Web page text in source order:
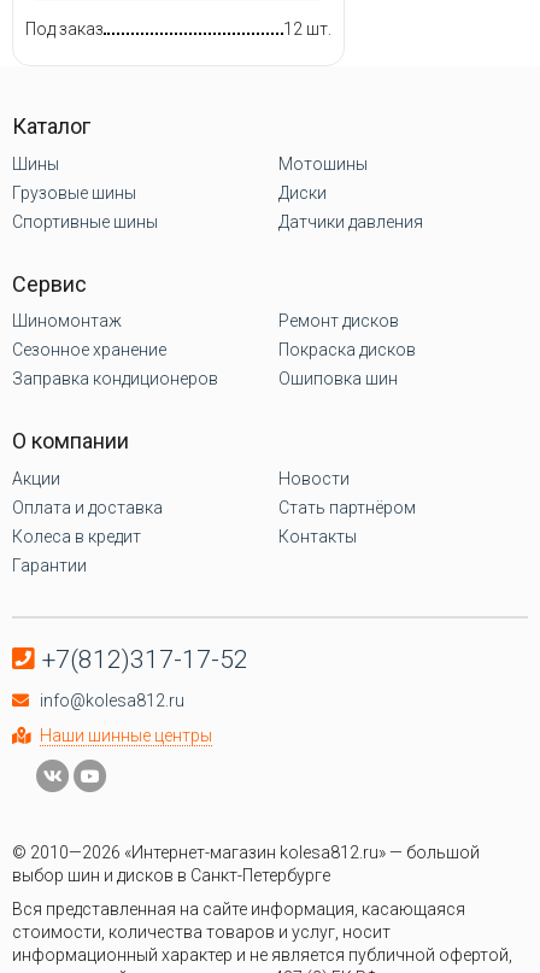
Под заказ 12 шт.
Каталог
Шины
Грузовые шины
Спортивные шины
Мотошины
Диски
Датчики давления
Сервис
Шиномонтаж
Сезонное хранение
Заправка кондиционеров
Ремонт дисков
Покраска дисков
Ошиповка шин
О компании
Акции
Оплата и доставка
Колеса в кредит
Гарантии
Новости
Стать партнёром
Контакты
+7(812)317-17-52
info@kolesa812.ru
Наши шинные центры
© 2010—2026 «Интернет-магазин kolesa812.ru» — большой
выбор шин и дисков в Санкт-Петербурге
Вся представленная на сайте информация, касающаяся
стоимости, количества товаров и услуг, носит
информационный характер и не является публичной офертой,